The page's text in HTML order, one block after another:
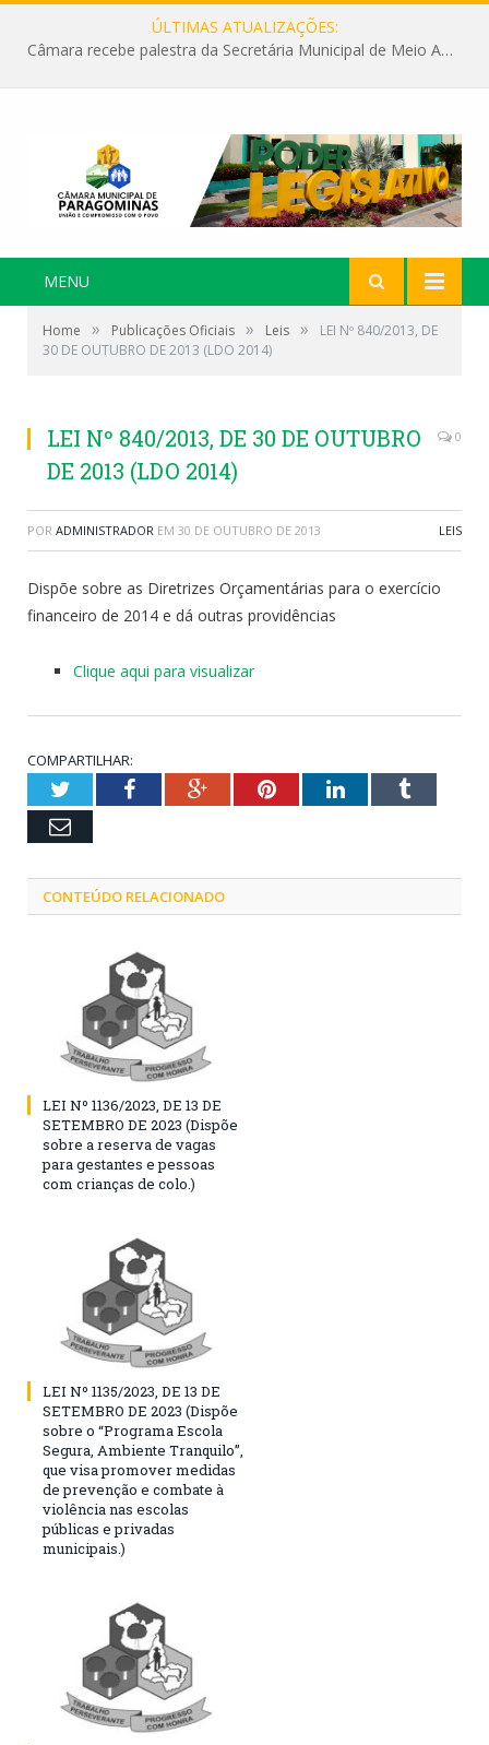
ÚLTIMAS ATUALIZAÇÕES:
Câmara recebe palestra da Secretária Municipal de Meio Ambiente sobre as ações da “SEMANA DO MEIO AMBIENTE”
MENU
Home » Publicações Oficiais » Leis »
LEI Nº 840/2013, DE
30 DE OUTUBRO DE 2013 (LDO 2014)
LEI Nº 840/2013, DE 30 DE OUTUBRO
DE 2013 (LDO 2014)
0
POR ADMINISTRADOR EM 30 DE OUTUBRO DE 2013 LEIS
Dispõe sobre as Diretrizes Orçamentárias para o exercício
financeiro de 2014 e dá outras providências
Clique aqui para visualizar
COMPARTILHAR:
TwitterFacebookGoogle+PinterestLinkedInTumblr
Email
CONTEÚDO RELACIONADO
LEI Nº 1136/2023, DE 13 DE
SETEMBRO DE 2023 (Dispõe
sobre a reserva de vagas
para gestantes e pessoas
com crianças de colo.)
LEI Nº 1135/2023, DE 13 DE
SETEMBRO DE 2023 (Dispõe
sobre o “Programa Escola
Segura, Ambiente Tranquilo”,
que visa promover medidas
de prevenção e combate à
violência nas escolas
públicas e privadas
municipais.)